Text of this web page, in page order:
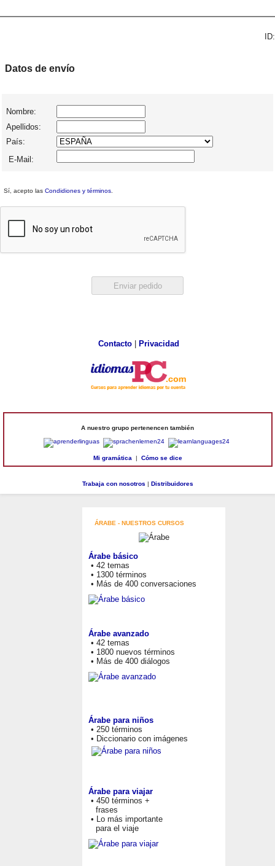
ID:
Datos de envío
Nombre:
Apellidos:
País:
E-Mail:
Sí, acepto las Condidiones y términos.
Contacto| Privacidad
A nuestro grupo pertenencen también
Mi gramática| Cómo se dice
Trabaja con nosotros Distribuidores
ÁRABE - NUESTROS CURSOS
Árabe básico
• 42 temas
• 1300 términos
• Más de 400 conversaciones
Árabe avanzado
• 42 temas
• 1800 nuevos términos
• Más de 400 diálogos
Árabe para niños
• 250 términos
• Diccionario con imágenes
Árabe para viajar
• 450 términos +
frases
• Lo más importante
para el viaje